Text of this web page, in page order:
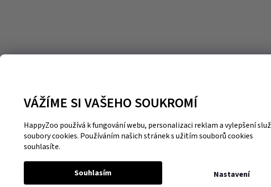
VÁŽÍME SI VAŠEHO SOUKROMÍ
HappyZoo používá k fungování webu, personalizaci reklam a vylepšení
soubory cookies. Používáním našich stránek s užitím souborů cookies
souhlasíte.
Nastavení
Souhlasím